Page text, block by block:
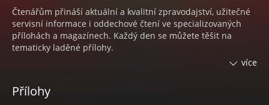
Čtenářům přináší aktuální a kvalitní zpravodajství, užitečné
servisní informace i oddechové čtení ve specializovaných
přílohách a magazínech. Každý den se můžete těšit na
tematicky laděné přílohy.
• Pondělí s nejčtenějším ženským časopisem
více
Přílohy